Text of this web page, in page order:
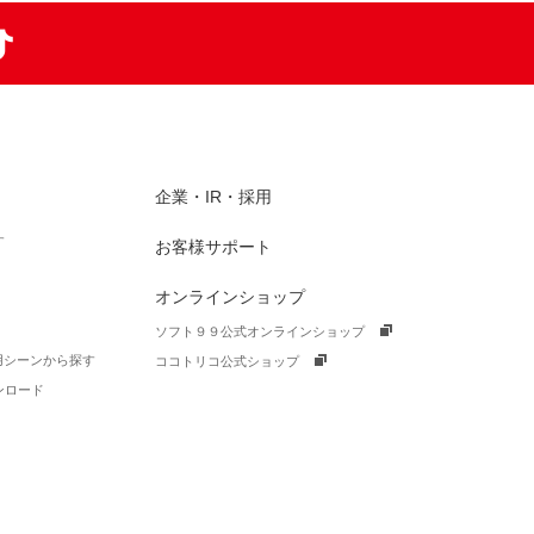
ーンから探す
ロード
企業・IR・採用
お客様サポート
オンラインショップ
ソフト９９公式オンラインショップ
ココトリコ公式ショップ